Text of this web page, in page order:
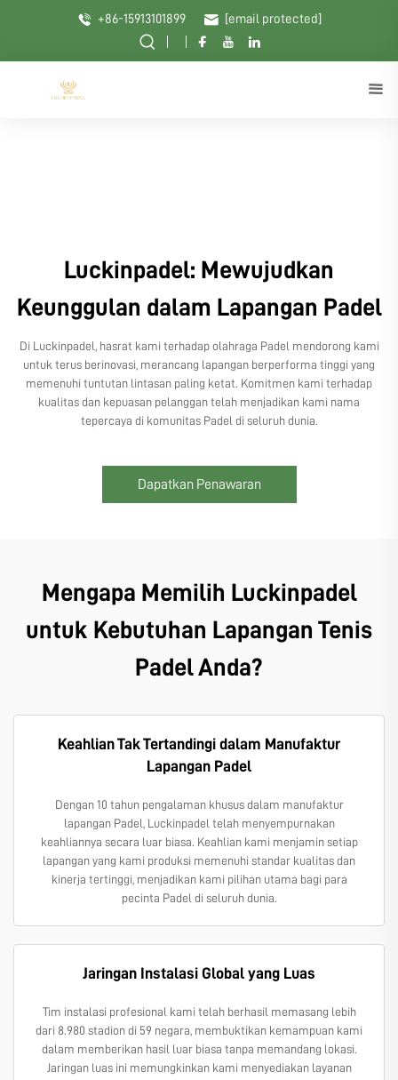
+86-15913101899 [email protected]
Luckinpadel: Mewujudkan
Keunggulan dalam Lapangan Padel
Di Luckinpadel, hasrat kami terhadap olahraga Padel mendorong kami
untuk terus berinovasi, merancang lapangan berperforma tinggi yang
memenuhi tuntutan lintasan paling ketat. Komitmen kami terhadap
kualitas dan kepuasan pelanggan telah menjadikan kami nama
tepercaya di komunitas Padel di seluruh dunia.
Dapatkan Penawaran
Mengapa Memilih Luckinpadel
untuk Kebutuhan Lapangan Tenis
Padel Anda?
Keahlian Tak Tertandingi dalam Manufaktur
Lapangan Padel
Dengan 10 tahun pengalaman khusus dalam manufaktur
lapangan Padel, Luckinpadel telah menyempurnakan
keahliannya secara luar biasa. Keahlian kami menjamin setiap
lapangan yang kami produksi memenuhi standar kualitas dan
kinerja tertinggi, menjadikan kami pilihan utama bagi para
pecinta Padel di seluruh dunia.
Jaringan Instalasi Global yang Luas
Tim instalasi profesional kami telah berhasil memasang lebih
dari 8.980 stadion di 59 negara, membuktikan kemampuan kami
dalam memberikan hasil luar biasa tanpa memandang lokasi.
Jaringan luas ini memungkinkan kami menyediakan layanan